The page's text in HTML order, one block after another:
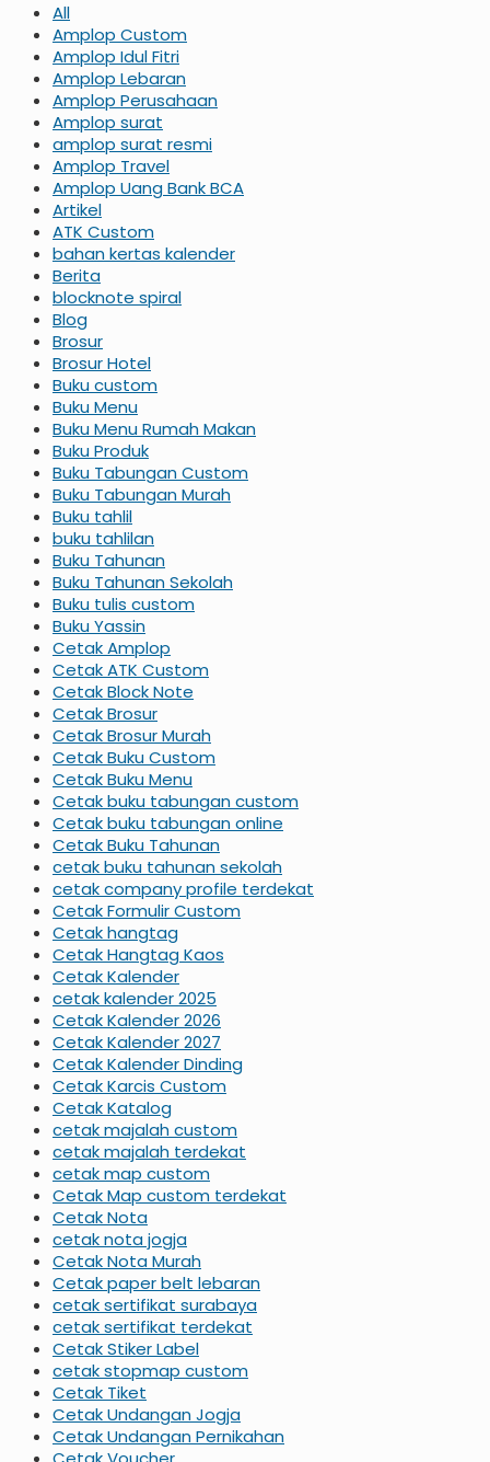
All
Amplop Custom
Amplop Idul Fitri
Amplop Lebaran
Amplop Perusahaan
Amplop surat
amplop surat resmi
Amplop Travel
Amplop Uang Bank BCA
Artikel
ATK Custom
bahan kertas kalender
Berita
blocknote spiral
Blog
Brosur
Brosur Hotel
Buku custom
Buku Menu
Buku Menu Rumah Makan
Buku Produk
Buku Tabungan Custom
Buku Tabungan Murah
Buku tahlil
buku tahlilan
Buku Tahunan
Buku Tahunan Sekolah
Buku tulis custom
Buku Yassin
Cetak Amplop
Cetak ATK Custom
Cetak Block Note
Cetak Brosur
Cetak Brosur Murah
Cetak Buku Custom
Cetak Buku Menu
Cetak buku tabungan custom
Cetak buku tabungan online
Cetak Buku Tahunan
cetak buku tahunan sekolah
cetak company profile terdekat
Cetak Formulir Custom
Cetak hangtag
Cetak Hangtag Kaos
Cetak Kalender
cetak kalender 2025
Cetak Kalender 2026
Cetak Kalender 2027
Cetak Kalender Dinding
Cetak Karcis Custom
Cetak Katalog
cetak majalah custom
cetak majalah terdekat
cetak map custom
Cetak Map custom terdekat
Cetak Nota
cetak nota jogja
Cetak Nota Murah
Cetak paper belt lebaran
cetak sertifikat surabaya
cetak sertifikat terdekat
Cetak Stiker Label
cetak stopmap custom
Cetak Tiket
Cetak Undangan Jogja
Cetak Undangan Pernikahan